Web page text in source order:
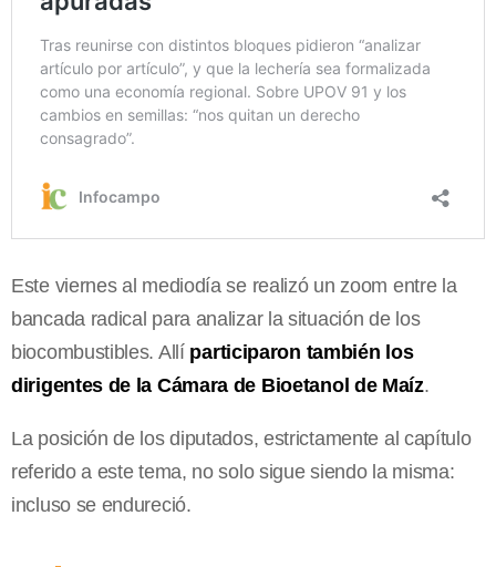
Este viernes al mediodía se realizó un zoom entre la
bancada radical para analizar la situación de los
biocombustibles. Allí participaron también los
dirigentes de la Cámara de Bioetanol de Maíz.
La posición de los diputados, estrictamente al capítulo
referido a este tema, no solo sigue siendo la misma:
incluso se endureció.